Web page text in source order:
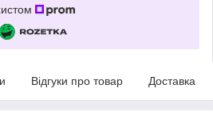
Відгуки про товар Доставка